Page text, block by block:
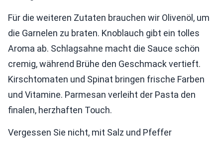
Für die weiteren Zutaten brauchen wir Olivenöl, um
die Garnelen zu braten. Knoblauch gibt ein tolles
Aroma ab. Schlagsahne macht die Sauce schön
cremig, während Brühe den Geschmack vertieft.
Kirschtomaten und Spinat bringen frische Farben
und Vitamine. Parmesan verleiht der Pasta den
finalen, herzhaften Touch.
Vergessen Sie nicht, mit Salz und Pfeffer